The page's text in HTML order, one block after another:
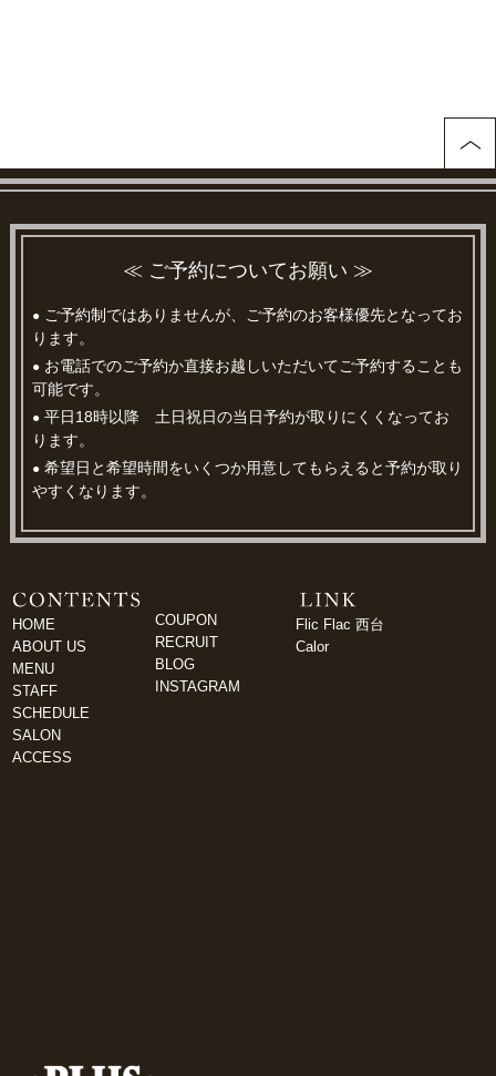
≪ ご予約についてお願い ≫
● ご予約制ではありませんが、ご予約のお客様優先となってお
ります。
● お電話でのご予約か直接お越しいただいてご予約することも
可能です。
● 平日18時以降 土日祝日の当日予約が取りにくくなってお
ります。
● 希望日と希望時間をいくつか用意してもらえると予約が取り
やすくなります。
HOME
ABOUT US
MENU
STAFF
SCHEDULE
SALON
ACCESS
COUPON
RECRUIT
BLOG
INSTAGRAM
Flic Flac 西台
Calor